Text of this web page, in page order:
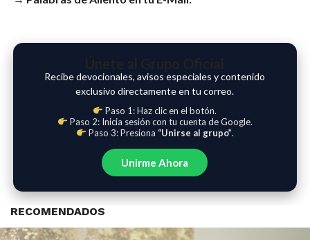
Recibe devocionales, avisos especiales y contenido
exclusivo directamente en tu correo.
Paso 1: Haz clic en el botón.
Paso 2: Inicia sesión con tu cuenta de Google.
Paso 3: Presiona “Unirse al grupo”.
Unirme Ahora
RECOMENDADOS